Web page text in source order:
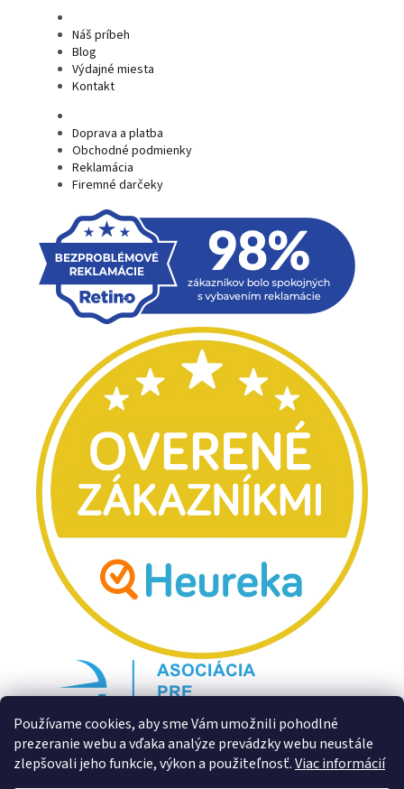
Používame cookies, aby sme Vám umožnili pohodlné
prezeranie webu a vďaka analýze prevádzky webu neustále
zlepšovali jeho funkcie, výkon a použiteľnosť.Viac informácií
Náš príbeh
Blog
Výdajné miesta
Kontakt
Doprava a platba
Obchodné podmienky
Reklamácia
Firemné darčeky